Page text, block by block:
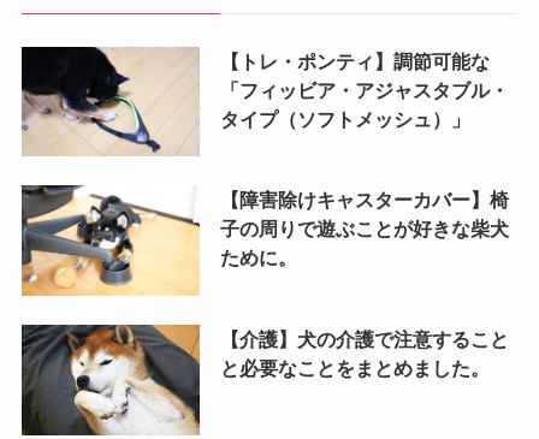
【トレ・ポンティ】調節可能な
「フィッビア・アジャスタブル・
タイプ（ソフトメッシュ）」
【障害除けキャスターカバー】椅
子の周りで遊ぶことが好きな柴犬
ために。
【介護】犬の介護で注意すること
と必要なことをまとめました。